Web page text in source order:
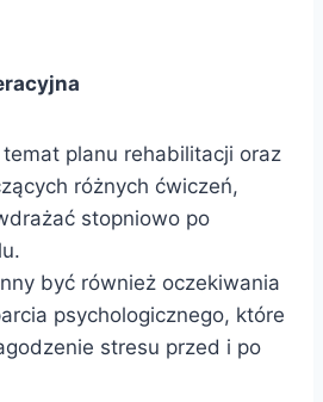
planu rehabilitacji oraz
różnych ćwiczeń,
stopniowo po
być również oczekiwania
psychologicznego, które
stresu przed i po